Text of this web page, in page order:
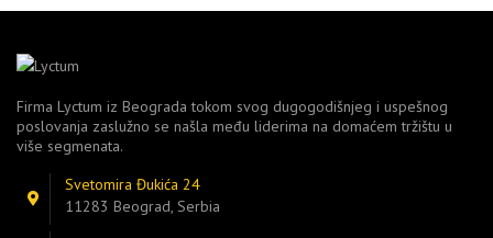
Firma Lyctum iz Beograda tokom svog dugogodišnjeg i uspešnog
poslovanja zaslužno se našla među liderima na domaćem tržištu u
više segmenata.
Svetomira Đukića 24
11283 Beograd, Serbia